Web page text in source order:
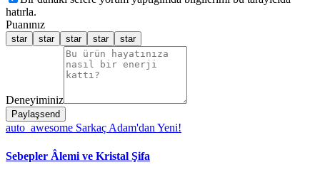
hatırla.
Puanınız
star star star star star
Deneyiminiz
Paylaşsend
auto_awesome Sarkaç Adam'dan Yeni!
Sebepler Âlemi ve Kristal Şifa